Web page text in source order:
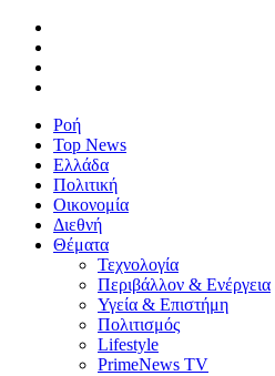
Ροή
Top News
Ελλάδα
Πολιτική
Οικονομία
Διεθνή
Θέματα
Τεχνολογία
Περιβάλλον & Ενέργεια
Υγεία & Επιστήμη
Πολιτισμός
Lifestyle
PrimeNews TV